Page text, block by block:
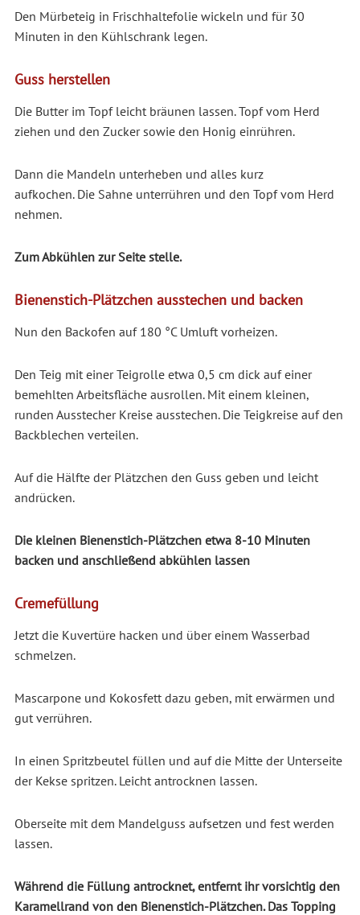
Den Mürbeteig in Frischhaltefolie wickeln und für 30
Minuten in den Kühlschrank legen.
Guss herstellen
Die Butter im Topf leicht bräunen lassen. Topf vom Herd
ziehen und den Zucker sowie den Honig einrühren.
Dann die Mandeln unterheben und alles kurz
aufkochen. Die Sahne unterrühren und den Topf vom Herd
nehmen.
Zum Abkühlen zur Seite stelle.
Bienenstich-Plätzchen ausstechen und backen
Nun den Backofen auf 180 °C Umluft vorheizen.
Den Teig mit einer Teigrolle etwa 0,5 cm dick auf einer
bemehlten Arbeitsfläche ausrollen. Mit einem kleinen,
runden Ausstecher Kreise ausstechen. Die Teigkreise auf den
Backblechen verteilen.
Auf die Hälfte der Plätzchen den Guss geben und leicht
andrücken.
Die kleinen Bienenstich-Plätzchen etwa 8-10 Minuten
backen und anschließend abkühlen lassen
Cremefüllung
Jetzt die Kuvertüre hacken und über einem Wasserbad
schmelzen.
Mascarpone und Kokosfett dazu geben, mit erwärmen und
gut verrühren.
In einen Spritzbeutel füllen und auf die Mitte der Unterseite
der Kekse spritzen. Leicht antrocknen lassen.
Oberseite mit dem Mandelguss aufsetzen und fest werden
lassen.
Während die Füllung antrocknet, entfernt ihr vorsichtig den
Karamellrand von den Bienenstich-Plätzchen. Das Topping